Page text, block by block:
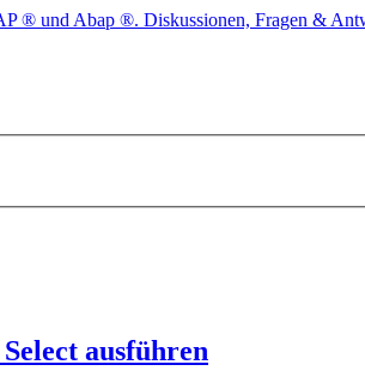
ausführen